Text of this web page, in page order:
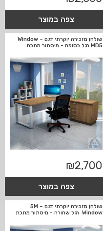
צפה במוצר
שולחן מזכירה יוקרתי דגם Window –
MD5 רגל כסופה - מיסתור מתכת
₪2,700
צפה במוצר
שולחן מזכירה יוקרתי דגם 5M –
Window רגל שחורה - מיסתור מתכת